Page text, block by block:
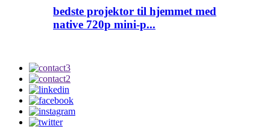
bedste projektor til hjemmet med
native 720p mini-p...